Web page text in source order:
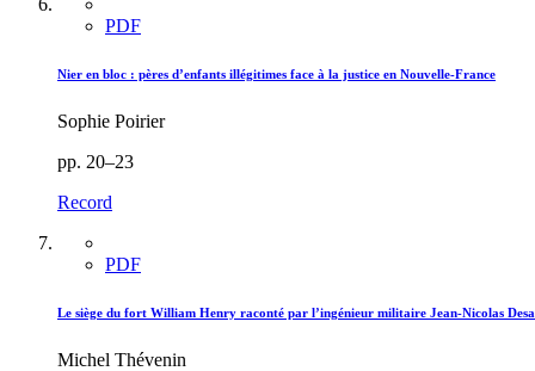
PDF
Nier en bloc : pères d’enfants illégitimes face à la justice en Nouvelle-France
Sophie Poirier
pp. 20–23
Record
PDF
Le siège du fort William Henry raconté par l’ingénieur militaire Jean-Nicolas
Michel Thévenin